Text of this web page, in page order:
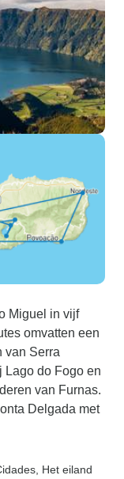
Miguel in vijf
omvatten een
van Serra
Lago do Fogo en
van Furnas.
Delgada met
, Het eiland